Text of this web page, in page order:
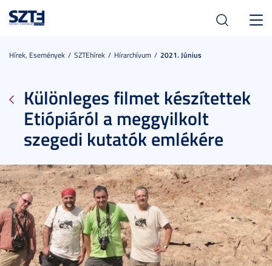
Hírek, Események SZTEhírek Hírarchívum 2021. Június
Különleges filmet készítettek
Etiópiáról a meggyilkolt
szegedi kutatók emlékére